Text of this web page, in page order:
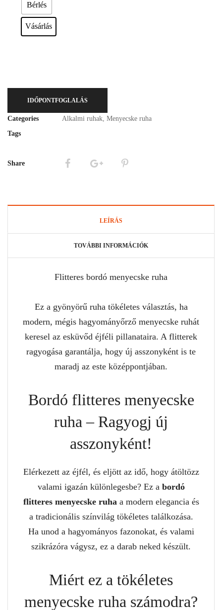
Bérlés
Vásárlás
IDŐPONTFOGLALÁS
Categories Alkalmi ruhak Menyecske ruha
Tags
Share
LEÍRÁS
TOVÁBBI INFORMÁCIÓK
Flitteres bordó menyecske ruha
Ez a gyönyörű ruha tökéletes választás, ha
modern, mégis hagyományőrző menyecske ruhát
keresel az esküvőd éjféli pillanataira. A flitterek
ragyogása garantálja, hogy új asszonyként is te
maradj az este középpontjában.
Bordó flitteres menyecske
ruha – Ragyogj új
asszonyként!
Elérkezett az éjfél, és eljött az idő, hogy átöltözz
valami igazán különlegesbe? Ez a bordó
flitteres menyecske ruha a modern elegancia és
a tradicionális színvilág tökéletes találkozása.
Ha unod a hagyományos fazonokat, és valami
szikrázóra vágysz, ez a darab neked készült.
Miért ez a tökéletes
menyecske ruha számodra?